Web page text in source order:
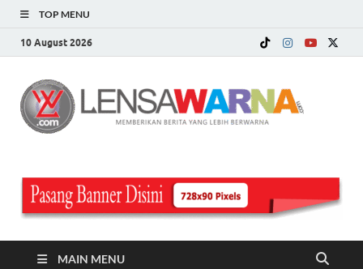
TOP MENU
10 August 2026
MAIN MENU